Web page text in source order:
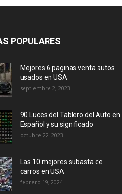
POPULARES
Mejores 6 paginas venta autos
usados en USA
septiembre 2, 2023
90 Luces del Tablero del Auto en
Español y su significado
octubre 22, 2023
Las 10 mejores subasta de
carros en USA
febrero 19, 2024